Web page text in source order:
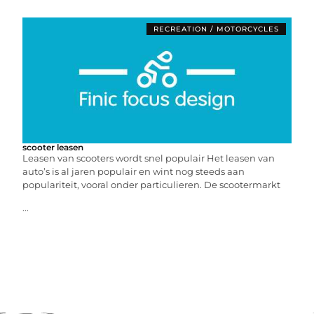
RECREATION / MOTORCYCLES
scooter leasen
Leasen van scooters wordt snel populair Het leasen van
auto’s is al jaren populair en wint nog steeds aan
populariteit, vooral onder particulieren. De scootermarkt
...